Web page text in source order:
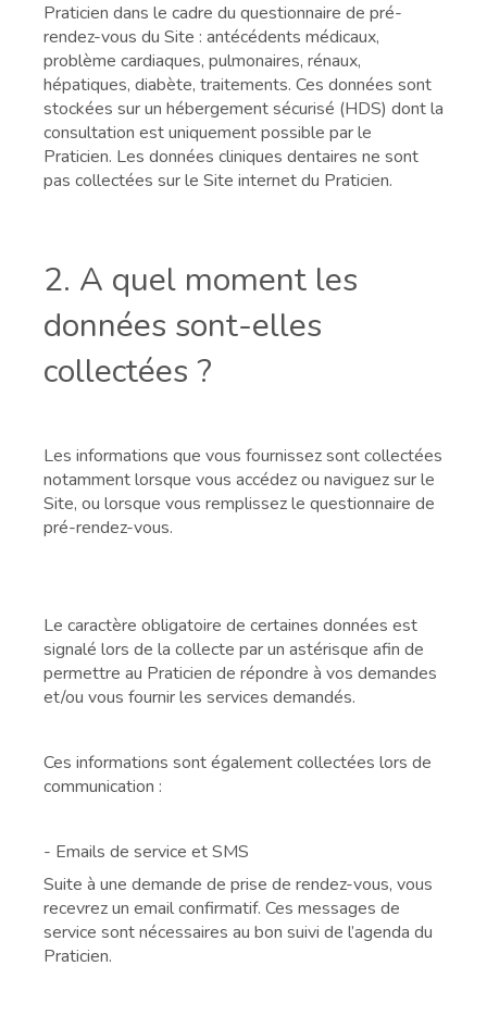
Praticien dans le cadre du questionnaire de pré-
rendez-vous du Site : antécédents médicaux,
problème cardiaques, pulmonaires, rénaux,
hépatiques, diabète, traitements. Ces données sont
stockées sur un hébergement sécurisé (HDS) dont la
consultation est uniquement possible par le
Praticien. Les données cliniques dentaires ne sont
pas collectées sur le Site internet du Praticien.
2. A quel moment les
données sont-elles
collectées ?
Les informations que vous fournissez sont collectées
notamment lorsque vous accédez ou naviguez sur le
Site, ou lorsque vous remplissez le questionnaire de
pré-rendez-vous.
Le caractère obligatoire de certaines données est
signalé lors de la collecte par un astérisque afin de
permettre au Praticien de répondre à vos demandes
et/ou vous fournir les services demandés.
Ces informations sont également collectées lors de
communication :
- Emails de service et SMS
Suite à une demande de prise de rendez-vous, vous
recevrez un email confirmatif. Ces messages de
service sont nécessaires au bon suivi de l’agenda du
Praticien.